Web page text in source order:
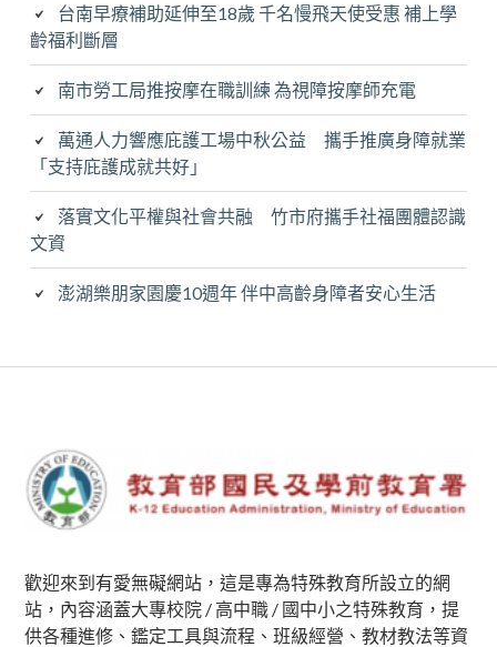
台南早療補助延伸至18歲 千名慢飛天使受惠 補上學
齡福利斷層
南市勞工局推按摩在職訓練 為視障按摩師充電
萬通人力響應庇護工場中秋公益 攜手推廣身障就業
「支持庇護成就共好」
落實文化平權與社會共融 竹市府攜手社福團體認識
文資
澎湖樂朋家園慶10週年 伴中高齡身障者安心生活
Subsidiary
Sidebar
歡迎來到有愛無礙網站，這是專為特殊教育所設立的網
站，內容涵蓋大專校院 / 高中職 / 國中小之特殊教育，提
供各種進修、鑑定工具與流程、班級經營、教材教法等資